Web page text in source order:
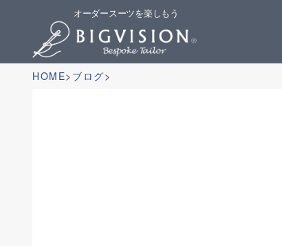
オーダースーツを楽しもう
HOME ブログ